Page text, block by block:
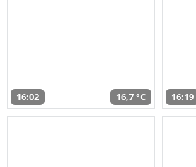
16:02 16,7 °C 16:19